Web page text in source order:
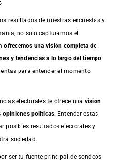
resultados de nuestras encuestasy
no solo capturamos el
ofrecemos una visión completa de
y tendencias a lo largo del tiempo
para entender el momento
electorales te ofrece una visión
opiniones políticas. Entender estas
posibles resultados electorales y
sociedad.
ser tu fuente principal de sondeos